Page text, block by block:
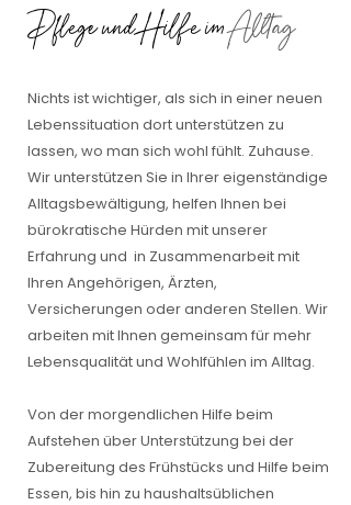
Pflege und Hilfe imAlltag
Nichts ist wichtiger, als sich in einer neuen
Lebenssituation dort unterstützen zu
lassen, wo man sich wohl fühlt. Zuhause.
Wir unterstützen Sie in Ihrer eigenständige
Alltagsbewältigung, helfen Ihnen bei
bürokratische Hürden mit unserer
Erfahrung und in Zusammenarbeit mit
Ihren Angehörigen, Ärzten,
Versicherungen oder anderen Stellen. Wir
arbeiten mit Ihnen gemeinsam für mehr
Lebensqualität und Wohlfühlen im Alltag.
Von der morgendlichen Hilfe beim
Aufstehen über Unterstützung bei der
Zubereitung des Frühstücks und Hilfe beim
Essen, bis hin zu haushaltsüblichen